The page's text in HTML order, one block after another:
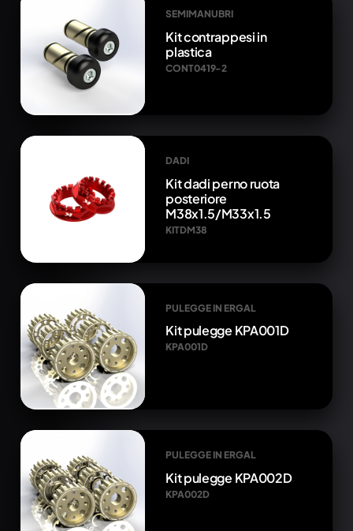
SEMIMANUBRI
Kit contrappesi in
plastica
CONT0419-2
DADI
Kit dadi perno ruota
posteriore
M38x1.5/M33x1.5
KITDM38
PULEGGE IN ERGAL
Kit pulegge KPA001D
KPA001D
PULEGGE IN ERGAL
Kit pulegge KPA002D
KPA002D